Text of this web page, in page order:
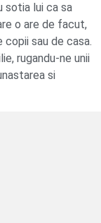
sotia lui ca sa
o are de facut,
copii sau de casa.
rugandu-ne unii
si